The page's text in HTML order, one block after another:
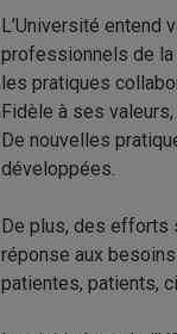
L’Université
professionnels de la
les pratiques
Fidèle à ses
De nouvelles
développées.
De plus, des efforts
réponse aux
patientes, patients,